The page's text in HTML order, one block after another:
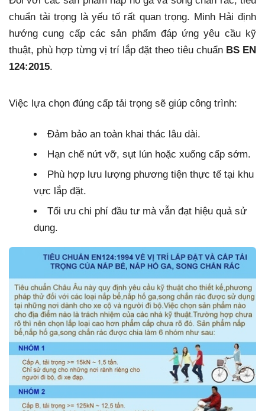
chuẩn tải trọng là yếu tố rất quan trọng. Minh Hải định
hướng cung cấp các sản phẩm đáp ứng yêu cầu kỹ
thuật, phù hợp từng vị trí lắp đặt theo tiêu chuẩn BS EN
124:2015.
Việc lựa chọn đúng cấp tải trọng sẽ giúp công trình:
Đảm bảo an toàn khai thác lâu dài.
Hạn chế nứt vỡ, sụt lún hoặc xuống cấp sớm.
Phù hợp lưu lượng phương tiện thực tế tại khu
vực lắp đặt.
Tối ưu chi phí đầu tư mà vẫn đạt hiệu quả sử
dụng.